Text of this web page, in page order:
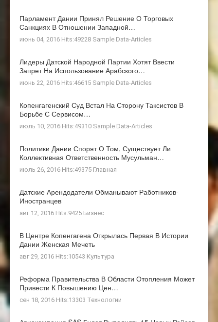
Парламент Дании Принял Решение О Торговых
Санкциях В Отношении Западной…
июнь 04, 2016 Hits:49228 Sample Data-Articles
Лидеры Датской Народной Партии Хотят Ввести
Запрет На Использование Арабского…
июнь 22, 2016 Hits:46615 Sample Data-Articles
Копенгагенский Суд Встал На Сторону Таксистов В
Борьбе С Сервисом…
июль 10, 2016 Hits:49310 Sample Data-Articles
Политики Дании Спорят О Том, Существует Ли
Коллективная Ответственность Мусульман…
июль 26, 2016 Hits:49375 Главная
Датские Арендодатели Обманывают Работников-
Иностранцев
авг 12, 2016 Hits:9425 Бизнес
В Центре Копенгагена Открылась Первая В Истории
Дании Женская Мечеть
авг 29, 2016 Hits:10543 Культура
Реформа Правительства В Области Отопления Может
Привести К Повышению Цен…
сен 18, 2016 Hits:13303 Технологии